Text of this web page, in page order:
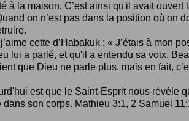
à la maison. C’est ainsi qu'il avait
on n’est pas dans la position où on
cette d’Habakuk : « J’étais à mon
lui a parlé, et qu'il a entendu sa voix.
que Dieu ne parle plus, mais en fait,
est que le Saint-Esprit nous révèle
son corps. Mathieu 3:1, 2 Samuel